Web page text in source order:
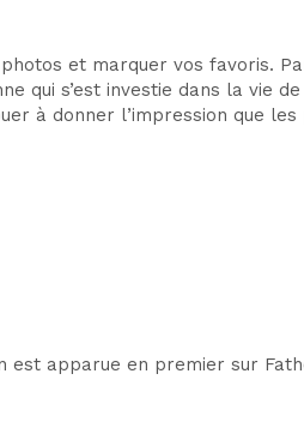
et marquer vos favoris.
qui s’est investie dans la vie
à donner l’impression que
est apparue en premier sur